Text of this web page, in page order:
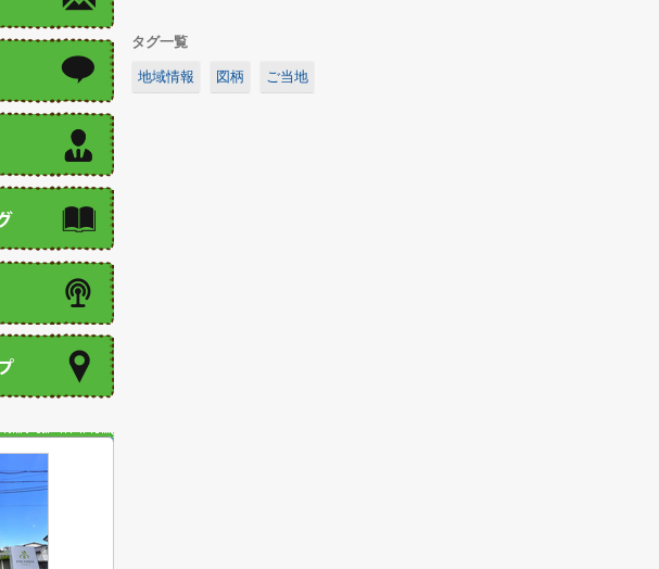
タグ一覧
地域情報 図柄 ご当地